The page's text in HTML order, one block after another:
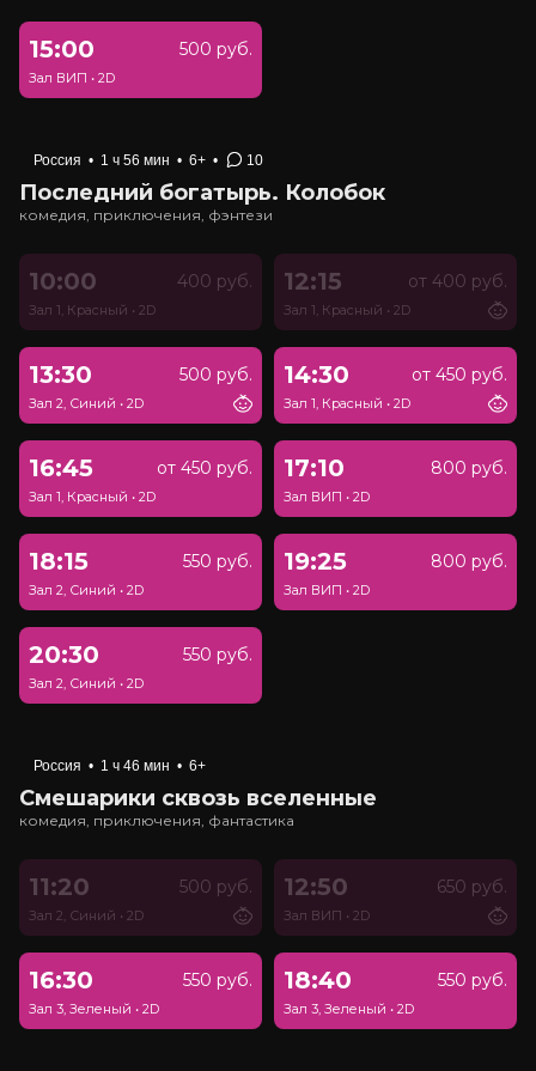
15:00 500 руб.
Зал ВИП • 2D
Россия • 1 ч 56 мин • 6+ • 10
Последний богатырь. Колобок
комедия, приключения, фэнтези
10:00 400 руб.
Зал 1, Красный • 2D
12:15 от 400 руб.
Зал 1, Красный • 2D
13:30 500 руб.
Зал 2, Синий • 2D
14:30 от 450 руб.
Зал 1, Красный • 2D
16:45 от 450 руб.
Зал 1, Красный • 2D
17:10 800 руб.
Зал ВИП • 2D
18:15 550 руб.
Зал 2, Синий • 2D
19:25 800 руб.
Зал ВИП • 2D
20:30 550 руб.
Зал 2, Синий • 2D
Россия • 1 ч 46 мин • 6+
Смешарики сквозь вселенные
комедия, приключения, фантастика
11:20 500 руб.
Зал 2, Синий • 2D
12:50 650 руб.
Зал ВИП • 2D
16:30 550 руб.
Зал 3, Зеленый • 2D
18:40 550 руб.
Зал 3, Зеленый • 2D